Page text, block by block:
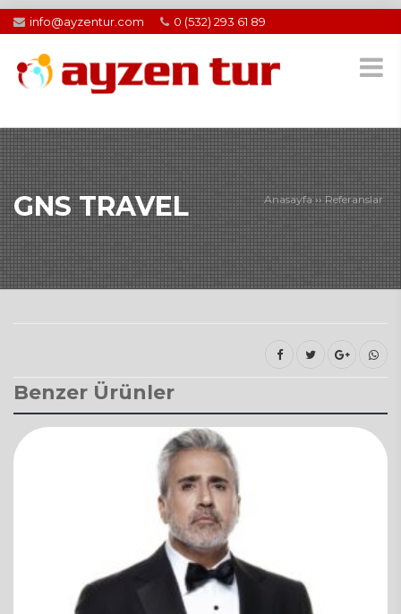
info@ayzentur.com 0 (532) 293 61 89
GNS TRAVEL Anasayfa ››Referanslar
Benzer Ürünler